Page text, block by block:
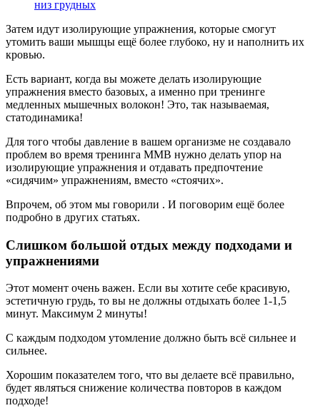
низ грудных
Затем идут изолирующие упражнения, которые смогут
утомить ваши мышцы ещё более глубоко, ну и наполнить их
кровью.
Есть вариант, когда вы можете делать изолирующие
упражнения вместо базовых, а именно при тренинге
медленных мышечных волокон! Это, так называемая,
статодинамика!
Для того чтобы давление в вашем организме не создавало
проблем во время тренинга ММВ нужно делать упор на
изолирующие упражнения и отдавать предпочтение
«сидячим» упражнениям, вместо «стоячих».
Впрочем, об этом мы говорили . И поговорим ещё более
подробно в других статьях.
Слишком большой отдых между подходами и
упражнениями
Этот момент очень важен. Если вы хотите себе красивую,
эстетичную грудь, то вы не должны отдыхать более 1-1,5
минут. Максимум 2 минуты!
С каждым подходом утомление должно быть всё сильнее и
сильнее.
Хорошим показателем того, что вы делаете всё правильно,
будет являться снижение количества повторов в каждом
подходе!